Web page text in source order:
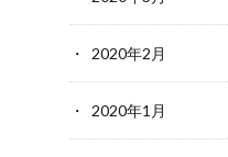
2020年2月
2020年1月